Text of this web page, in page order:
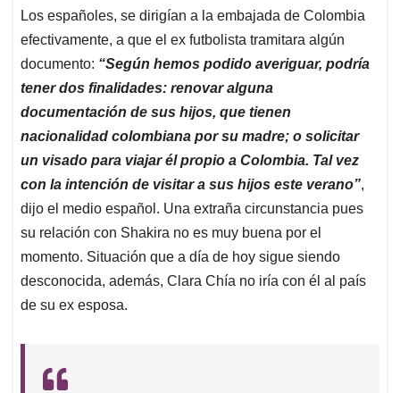
Los españoles, se dirigían a la embajada de Colombia
efectivamente, a que el ex futbolista tramitara algún
documento: “Según hemos podido averiguar, podría
tener dos finalidades: renovar alguna
documentación de sus hijos, que tienen
nacionalidad colombiana por su madre; o solicitar
un visado para viajar él propio a Colombia. Tal vez
con la intención de visitar a sus hijos este verano”,
dijo el medio español. Una extraña circunstancia pues
su relación con Shakira no es muy buena por el
momento. Situación que a día de hoy sigue siendo
desconocida, además, Clara Chía no iría con él al país
de su ex esposa.